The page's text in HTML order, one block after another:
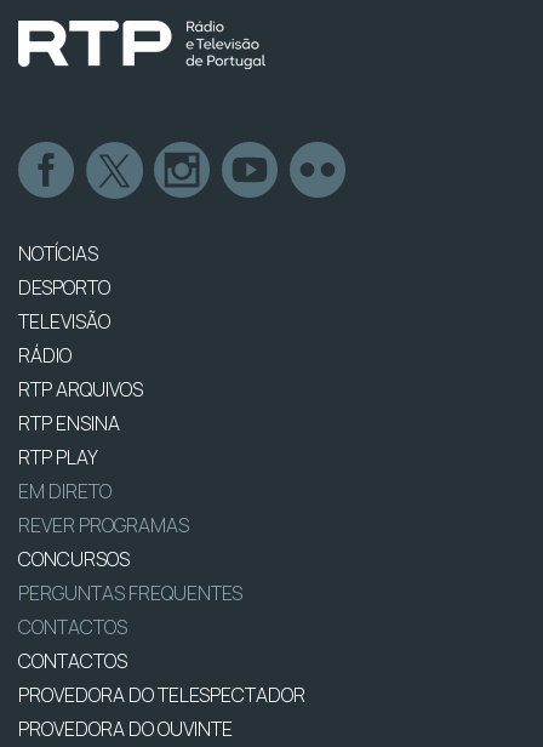
NOTÍCIAS
DESPORTO
TELEVISÃO
RÁDIO
RTP ARQUIVOS
RTP ENSINA
RTP PLAY
EM DIRETO
REVER PROGRAMAS
CONCURSOS
PERGUNTAS FREQUENTES
CONTACTOS
CONTACTOS
PROVEDORA DO TELESPECTADOR
PROVEDORA DO OUVINTE